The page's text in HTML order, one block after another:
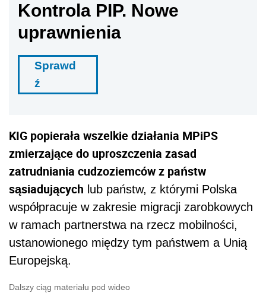
Kontrola PIP. Nowe
uprawnienia
Sprawd
ź
KIG popierała wszelkie działania MPiPS
zmierzające do uproszczenia zasad
zatrudniania cudzoziemców z państw
sąsiadujących lub państw, z którymi Polska
współpracuje w zakresie migracji zarobkowych
w ramach partnerstwa na rzecz mobilności,
ustanowionego między tym państwem a Unią
Europejską.
Dalszy ciąg materiału pod wideo